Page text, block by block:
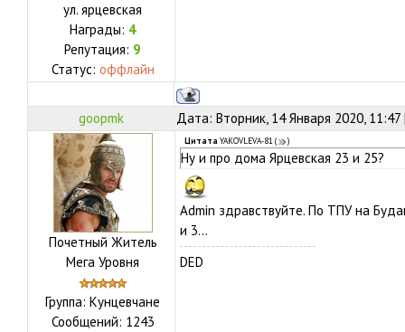
ул. ярцевская
Награды: 4
Репутация: 9
Статус: оффлайн
goopmk Дата: Вторник, 14 Января 2020,
Почетный Житель
Мега Уровня
Группа: Кунцевчане
Сообщений: 1243
Цитата YAKOVLEVA-81( )
Ну и про дома Ярцевская 23 и 25?
Admin здравствуйте. По ТПУ на
и 3...
DED